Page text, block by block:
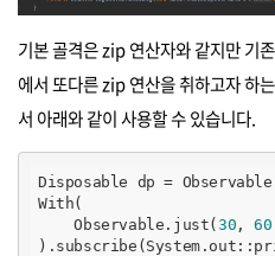
기본 골격은 zip 연산자와 같지만 기
에서 또다른 zip 연산을 취하고자 하
서 아래와 같이 사용할 수 있습니다.
Disposable dp =
With(
    Observable.just(
30 , 60